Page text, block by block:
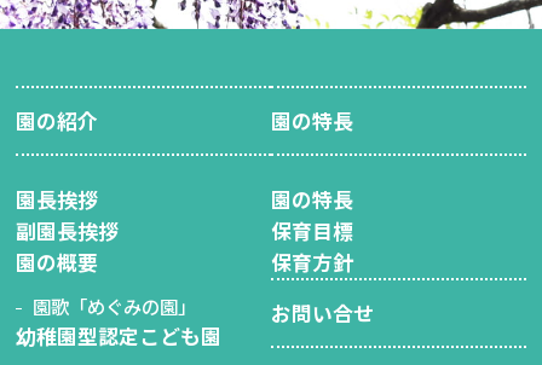
園の紹介
園長挨拶
副園長挨拶
園の概要
園歌「めぐみの園」
幼稚園型認定こども園
園の特長
園の特長
保育目標
保育方針
お問い合せ